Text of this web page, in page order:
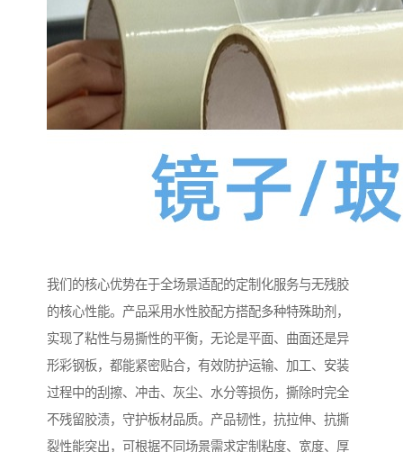
我们的核心优势在于全场景适配的定制化服务与无残胶
的核心性能。产品采用水性胶配方搭配多种特殊助剂，
实现了粘性与易撕性的平衡，无论是平面、曲面还是异
形彩钢板，都能紧密贴合，有效防护运输、加工、安装
过程中的刮擦、冲击、灰尘、水分等损伤，撕除时完全
不残留胶渍，守护板材品质。产品韧性，抗拉伸、抗撕
裂性能突出，可根据不同场景需求定制粘度、宽度、厚